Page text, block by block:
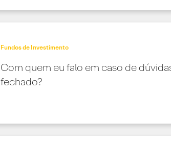
Fundos de Investimento
Com quem eu falo em caso de
fechado?